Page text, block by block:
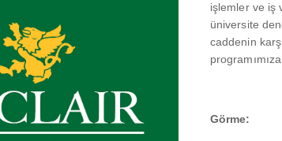
işlemler ve iş
üniversite
caddenin
Görme: